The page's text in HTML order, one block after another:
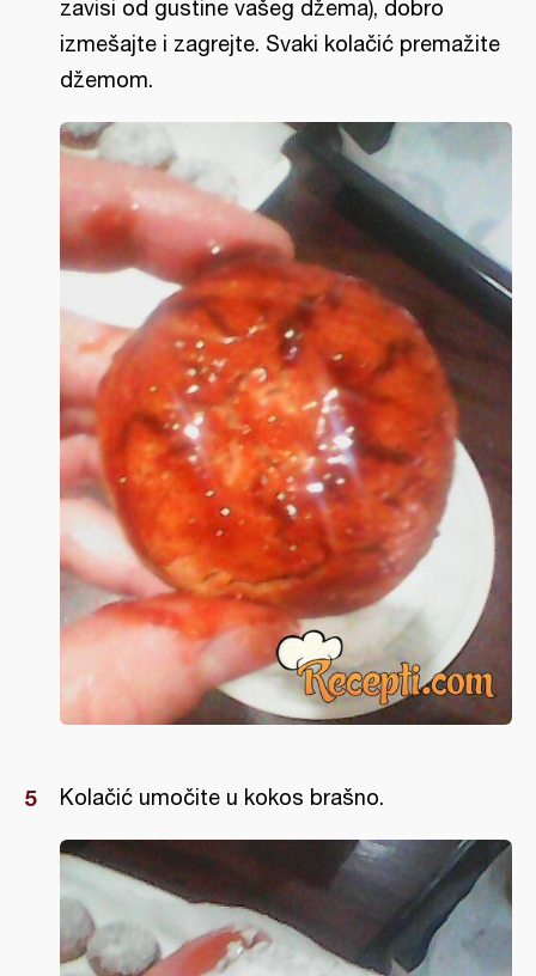
zavisi od gustine vašeg džema), dobro
izmešajte i zagrejte. Svaki kolačić premažite
džemom.
Kolačić umočite u kokos brašno.